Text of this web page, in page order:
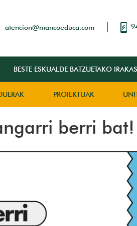
atencion@mancoeduca.com
BESTE ESKUALDE BATZUETAKO
PROIEKTUAK
berri bat!